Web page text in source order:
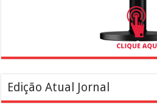
Edição Atual Jornal